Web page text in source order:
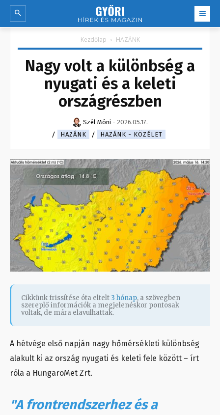
Kezdőlap HAZÁNK
Nagy volt a különbség a
nyugati és a keleti
országrészben
Szél Móni - 2026.05.17.
HAZÁNK
HAZÁNK - KÖZÉLET
Cikkünk frissítése óta eltelt 3 hónap, a szövegben
szereplő információk a megjelenéskor pontosak
voltak, de mára elavulhattak.
A hétvége első napján nagy hőmérsékleti különbség
alakult ki az ország nyugati és keleti fele között – írt
róla a HungaroMet Zrt.
"A frontrendszerhez és a